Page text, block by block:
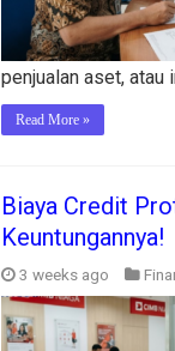
penjualan aset, atau
Read More »
Biaya Credit
Keuntungannya!
3 weeks ago